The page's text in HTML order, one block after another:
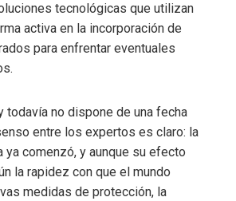
tecnológicas que utilizan
activa en la incorporación de
para enfrentar eventuales
todavía no dispone de una fecha
entre los expertos es claro: la
ya comenzó, y aunque su efecto
la rapidez con que el mundo
medidas de protección, la